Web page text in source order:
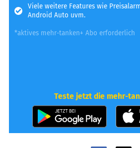
Viele weitere Features wie
Android Auto uvm.
*aktives mehr-tanken+ Abo erforderlich
Teste jetzt die mehr-